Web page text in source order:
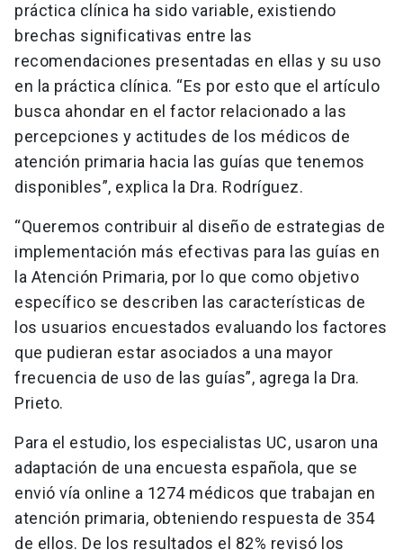
práctica clínica ha sido variable, existiendo
brechas significativas entre las
recomendaciones presentadas en ellas y su uso
en la práctica clínica. “Es por esto que el artículo
busca ahondar en el factor relacionado a las
percepciones y actitudes de los médicos de
atención primaria hacia las guías que tenemos
disponibles”, explica la Dra. Rodríguez.
“Queremos contribuir al diseño de estrategias de
implementación más efectivas para las guías en
la Atención Primaria, por lo que como objetivo
específico se describen las características de
los usuarios encuestados evaluando los factores
que pudieran estar asociados a una mayor
frecuencia de uso de las guías”, agrega la Dra.
Prieto.
Para el estudio, los especialistas UC, usaron una
adaptación de una encuesta española, que se
envió vía online a 1274 médicos que trabajan en
atención primaria, obteniendo respuesta de 354
de ellos. De los resultados el 82% revisó los